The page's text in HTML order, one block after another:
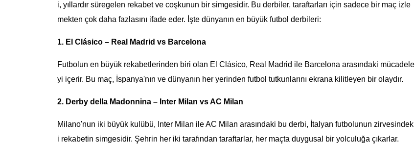
i, yıllardır süregelen rekabet ve coşkunun bir simgesidir. Bu derbiler, taraftarları için sadece bir maç izle
mekten çok daha fazlasını ifade eder. İşte dünyanın en büyük futbol derbileri:
1. El Clásico – Real Madrid vs Barcelona
Futbolun en büyük rekabetlerinden biri olan El Clásico, Real Madrid ile Barcelona arasındaki mücadele
yi içerir. Bu maç, İspanya'nın ve dünyanın her yerinden futbol tutkunlarını ekrana kilitleyen bir olaydır.
2. Derby della Madonnina – Inter Milan vs AC Milan
Milano'nun iki büyük kulübü, Inter Milan ile AC Milan arasındaki bu derbi, İtalyan futbolunun zirvesindek
i rekabetin simgesidir. Şehrin her iki tarafından taraftarlar, her maçta duygusal bir yolculuğa çıkarlar.